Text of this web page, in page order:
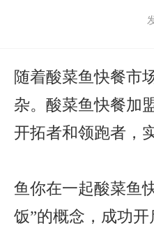
随着酸菜鱼快餐市
杂。酸菜鱼快餐加
开拓者和领跑者，
鱼你在一起酸菜鱼
饭”的概念，成功